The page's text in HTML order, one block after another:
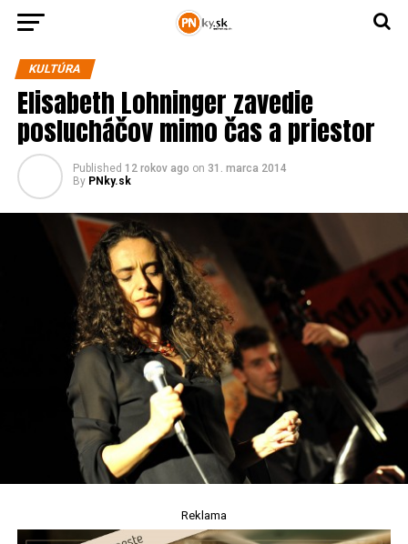
KULTÚRA
Elisabeth Lohninger zavedie
poslucháčov mimo čas a priestor
Published 12 rokov ago on 31. marca 2014
By PNky.sk
Reklama